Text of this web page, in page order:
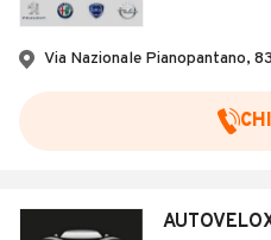
Via Nazionale Pianopantano,